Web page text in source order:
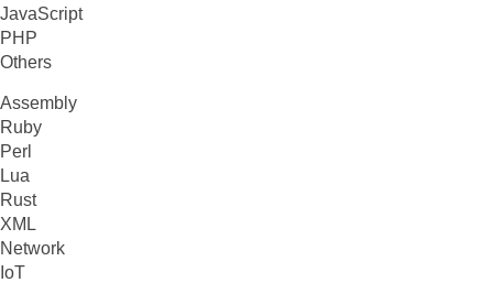
JavaScript
PHP
Others
Assembly
Ruby
Perl
Lua
Rust
XML
Network
IoT